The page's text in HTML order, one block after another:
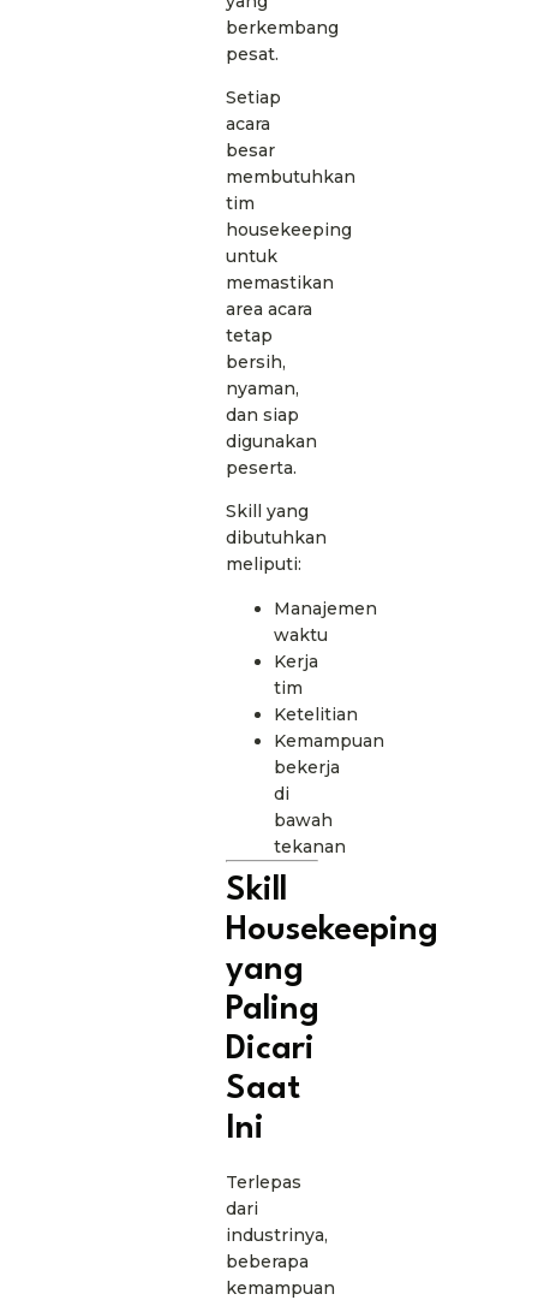
berkembang
pesat.
Setiap
acara
besar
membutuhkan
tim
housekeeping
untuk
memastikan
area acara
tetap
bersih,
nyaman,
dan siap
digunakan
peserta.
Skill yang
dibutuhkan
meliputi:
Manajemen
waktu
Kerja
tim
Ketelitian
Kemampuan
bekerja
di
bawah
tekanan
Skill
Housekeeping
yang
Paling
Dicari
Saat
Ini
Terlepas
dari
industrinya,
beberapa
kemampuan